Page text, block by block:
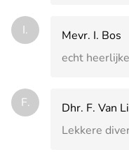
I.
Mevr. I. Bos
echt
F.
Dhr. F. Van
Lekkere